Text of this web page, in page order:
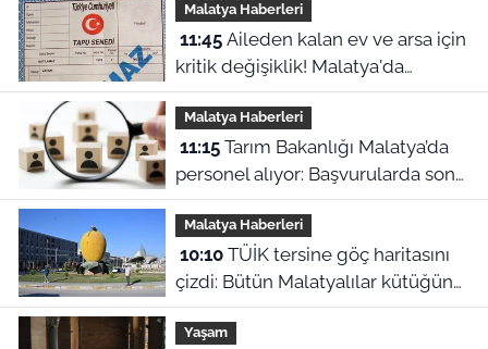
Malatya Haberleri
11:45Aileden kalan ev ve arsa için
kritik değişiklik! Malatya'da
mirasçılar ne yapacak?
Malatya Haberleri
11:15Tarım Bakanlığı Malatya’da
personel alıyor: Başvurularda son
gün bugün!
Malatya Haberleri
10:10TÜİK tersine göç haritasını
çizdi: Bütün Malatyalılar kütüğüne
dönse Doğu’nun megakenti
oluyor!
Yaşam